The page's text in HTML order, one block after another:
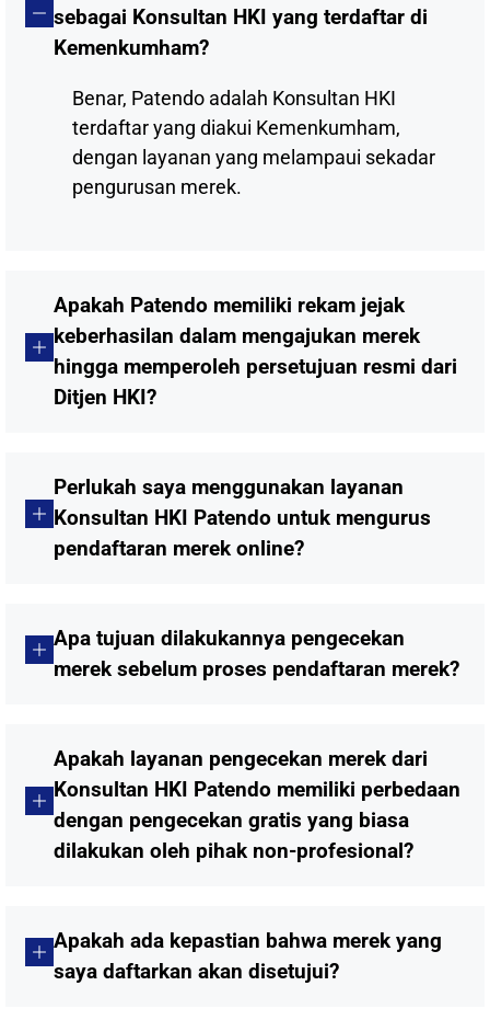
sebagai Konsultan HKI yang terdaftar di
Kemenkumham?
Benar, Patendo adalah Konsultan HKI
terdaftar yang diakui Kemenkumham,
dengan layanan yang melampaui sekadar
pengurusan merek.
Apakah Patendo memiliki rekam jejak
keberhasilan dalam mengajukan merek
hingga memperoleh persetujuan resmi dari
Ditjen HKI?
Perlukah saya menggunakan layanan
Konsultan HKI Patendo untuk mengurus
pendaftaran merek online?
Apa tujuan dilakukannya pengecekan
merek sebelum proses pendaftaran merek?
Apakah layanan pengecekan merek dari
Konsultan HKI Patendo memiliki perbedaan
dengan pengecekan gratis yang biasa
dilakukan oleh pihak non-profesional?
Apakah ada kepastian bahwa merek yang
saya daftarkan akan disetujui?